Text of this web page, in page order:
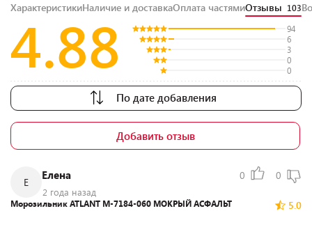
ХарактеристикиНаличие и доставкаОплата частямиОтзывы 103
4.88
94
6
3
0
0
По дате добавления
Добавить отзыв
Е
Елена
2 года назад
0 0
5.0
Морозильник ATLANT М-7184-060 МОКРЫЙ АСФАЛЬТ